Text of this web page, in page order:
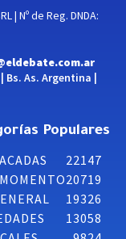
| Nº de Reg. DNDA:
Bs. As. Argentina |
Populares
22147
20719
19326
13058